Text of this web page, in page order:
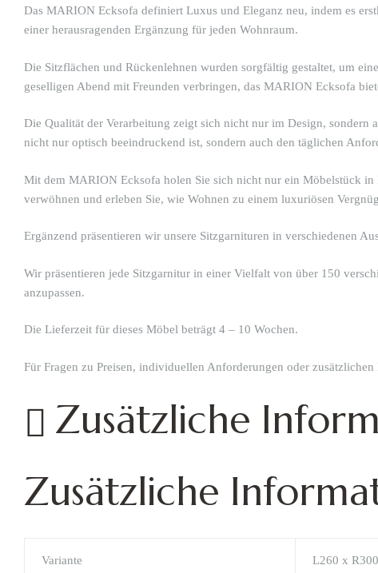
Das MARION Ecksofa definiert Luxus und Eleganz neu, indem es
einer herausragenden Ergänzung für jeden Wohnraum.
Die Sitzflächen und Rückenlehnen wurden sorgfältig gestaltet, um
geselligen Abend mit Freunden verbringen, das MARION Ecksofa
Die Qualität der Verarbeitung zeigt sich nicht nur im Design, sondern
nicht nur optisch beeindruckend ist, sondern auch den täglichen
Mit dem MARION Ecksofa holen Sie sich nicht nur ein Möbelstück
verwöhnen und erleben Sie, wie Wohnen zu einem luxuriösen
Ergänzend präsentieren wir unsere Sitzgarnituren in verschiedenen
Wir präsentieren jede Sitzgarnitur in einer Vielfalt von über 150
anzupassen.
Die Lieferzeit für dieses Möbel beträgt 4 – 10 Wochen.
Für Fragen zu Preisen, individuellen Anforderungen oder
Zusätzliche
Zusätzliche
Variante L260 x